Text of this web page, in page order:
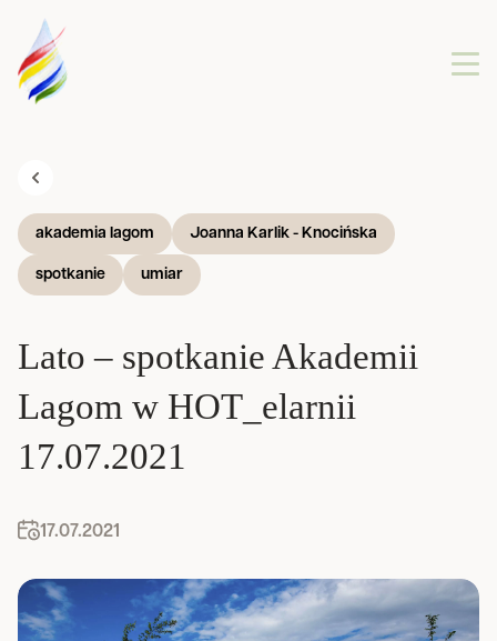
akademia lagom Joanna Karlik - Knocińska
spotkanie umiar
Lato – spotkanie Akademii
Lagom w HOT_elarnii
17.07.2021
17.07.2021